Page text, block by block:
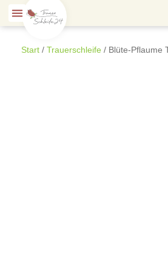
Start /Trauerschleife / Blüte-Pflaume